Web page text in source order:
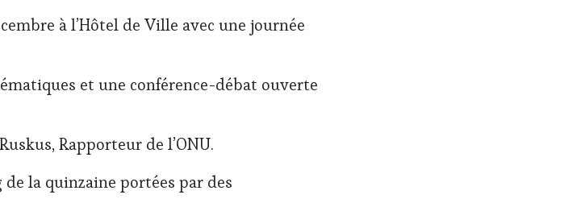
à l’Hôtel de Ville avec une journée
et une conférence-débat ouverte
Rapporteur de l’ONU.
la quinzaine portées par des